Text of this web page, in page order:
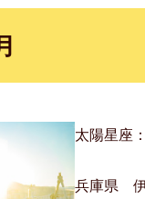
太陽星座
兵庫県 伊